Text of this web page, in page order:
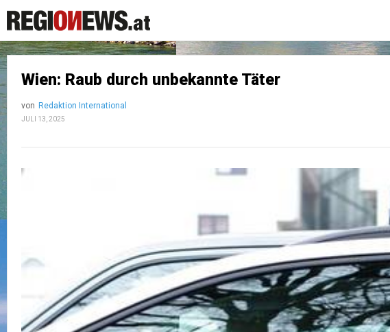
Wien: Raub durch unbekannte Täter
von Redaktion International
JULI 13, 2025